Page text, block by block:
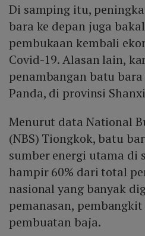
Di samping itu,
bara ke depan juga
pembukaan kembali
Covid-19. Alasan lain,
penambangan batu
Panda, di provinsi
Menurut data National
(NBS) Tiongkok, batu
sumber energi utama di
hampir 60% dari total
nasional yang banyak
pemanasan,
pembuatan baja.